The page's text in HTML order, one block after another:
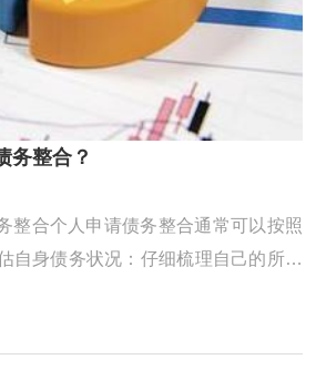
务整合？
整合个人申请债务整合通常可以按照
自身债务状况：仔细梳理自己的所有
制定合理的整合计划。2. 寻找合适的
可以通过咨询金融机构、网上搜索等